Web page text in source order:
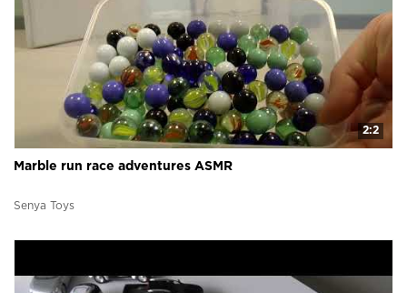
2:2
Marble run race adventures ASMR
Senya Toys